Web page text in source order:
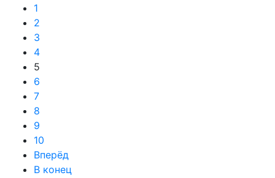
1
2
3
4
5
6
7
8
9
10
Вперёд
В конец